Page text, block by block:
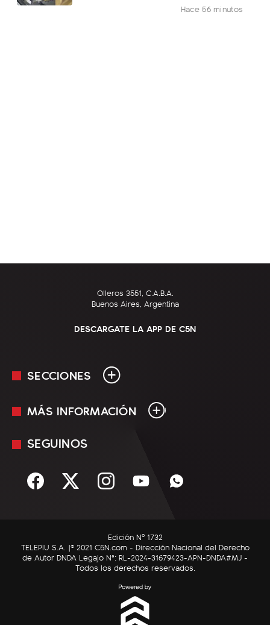
Hace 56 minutos
Olleros 3551, C.A.B.A.
Buenos Aires, Argentina
DESCARGATE LA APP DE C5N
SECCIONES
En Vivo
Sociedad
C5N Autos
RatingCero
MÁS INFORMACIÓN
Mediakit
Términos y condiciones
SEGUINOS
Edición Nº 1732
TELEPIU S.A. |© 2021 C5N.com - Dirección Nacional del Derecho
de Autor DNDA Legajo N°: RL-2024-31679423-APN-DNDA#MJ -
Todos los derechos reservados.